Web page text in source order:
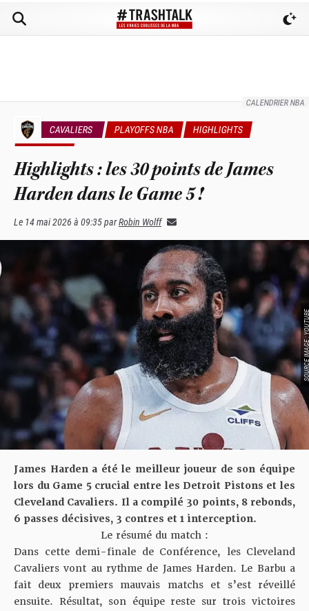
CALENDRIER NBA
CAVALIERS PLAYOFFS NBA
HIGHLIGHTS
Highlights : les 30 points de James
Harden dans le Game 5 !
Le 14 mai 2026 à 09:35parRobin Wolff
SOURCE
James Harden a été le meilleur joueur de son équipe
lors du Game 5 crucial entre les Detroit Pistons et les
Cleveland Cavaliers. Il a compilé 30 points, 8 rebonds,
6 passes décisives, 3 contres et 1 interception.
Le résumé du match :
Dans cette demi-finale de Conférence, les Cleveland
Cavaliers vont au rythme de James Harden. Le Barbu a
fait deux premiers mauvais matchs et s’est réveillé
ensuite. Résultat, son équipe reste sur trois victoires